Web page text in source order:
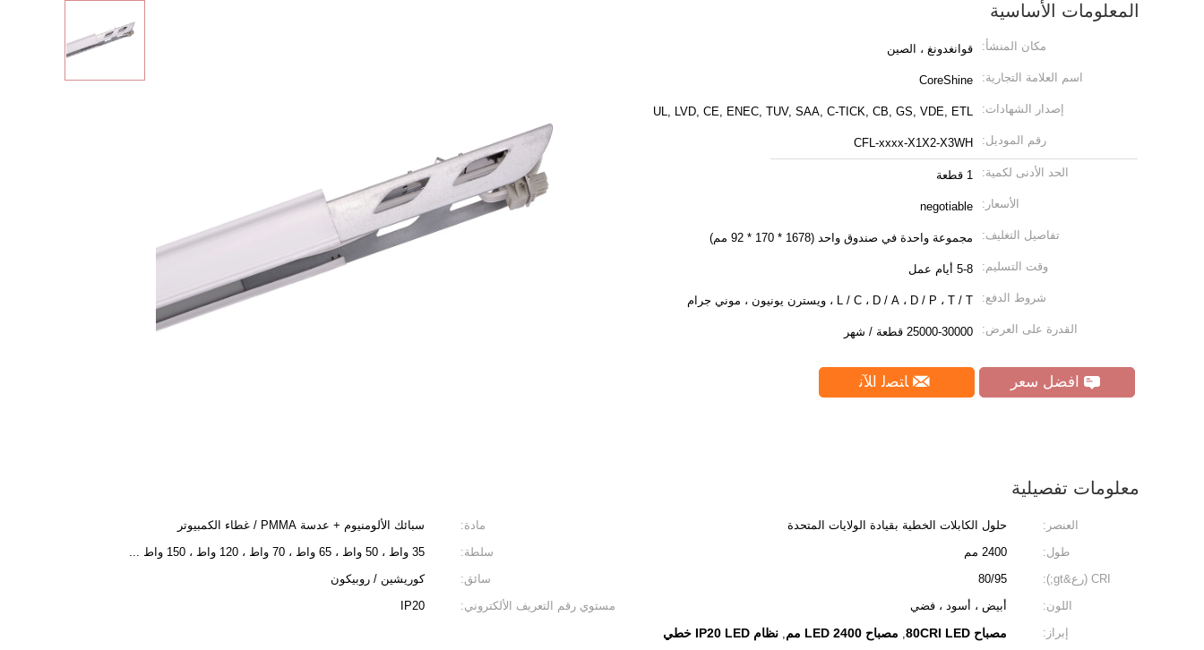
المعلومات الأساسية
مكان المنشأ: قوانغدونغ ، الصين
اسم العلامة التجارية: CoreShine
إصدار الشهادات: UL, LVD, CE, ENEC, TUV, SAA, C-TICK, CB, GS, VDE, ETL
رقم الموديل: CFL-xxxx-X1X2-X3WH
الحد الأدنى لكمية: 1 قطعة
الأسعار: negotiable
تفاصيل التغليف: مجموعة واحدة في صندوق واحد (1678 * 170 * 92 مم)
وقت التسليم: 5-8 أيام عمل
شروط الدفع: L / C ، D / A ، D / P ، T / T ، ويسترن يونيون ، موني جرام
القدرة على العرض: 25000-30000 قطعة / شهر
افضل سعر ﺎﺘﺼﻟ ﺍﻶﻧ
معلومات تفصيلية
العنصر: حلول الكابلات الخطية بقيادة الولايات المتحدة مادة:
سبائك الألومنيوم + عدسة PMMA / غطاء الكمبيوتر
طول:
2400 مم سلطة:
35 واط ، 50 واط ، 65 واط ، 70 واط ، 120 واط ، 150 واط ...
CRI (رع&gt;):
80/95 سائق:
كوريشين / روبيكون
اللون:
أبيض ، أسود ، فضي مستوي رقم التعريف الألكتروني:
IP20
إبراز:
مصباح 80CRI LED , مصباح LED 2400 مم , نظام IP20 LED خطي